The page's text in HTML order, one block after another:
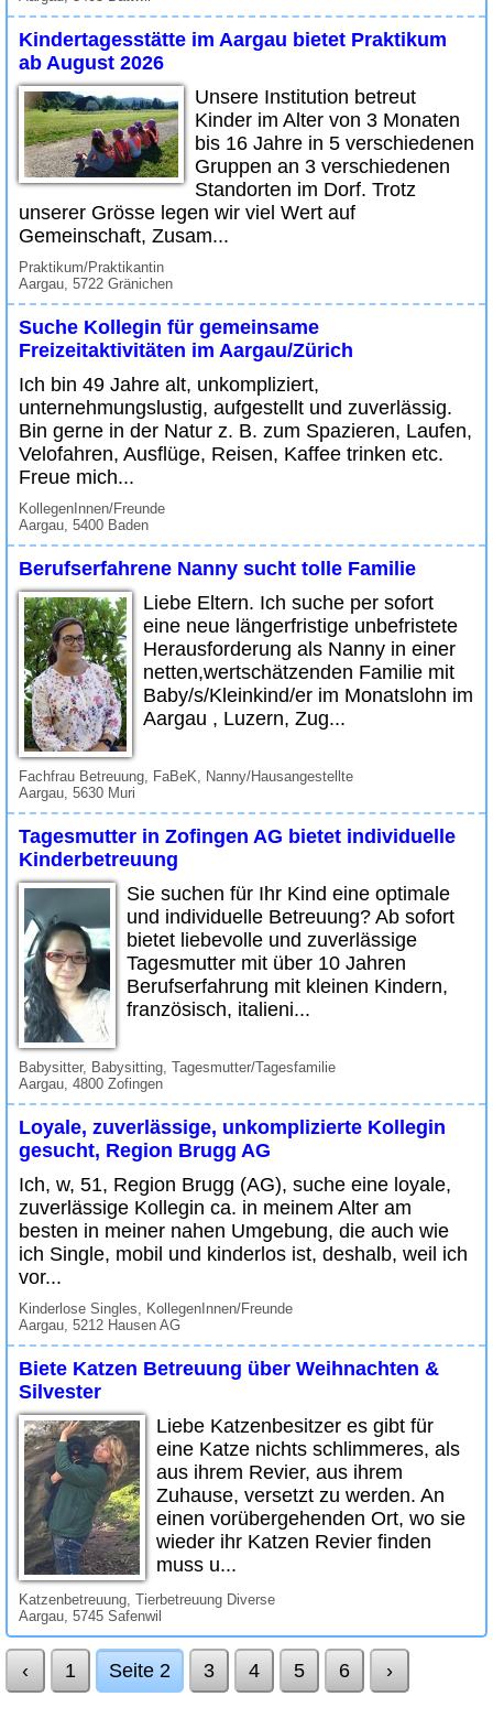
Kindertagesstätte im Aargau bietet Praktikum
ab August 2026
Unsere Institution betreut
Kinder im Alter von 3 Monaten
bis 16 Jahre in 5 verschiedenen
Gruppen an 3 verschiedenen
Standorten im Dorf. Trotz
unserer Grösse legen wir viel Wert auf
Gemeinschaft, Zusam...
Praktikum/Praktikantin
Aargau, 5722 Gränichen
Suche Kollegin für gemeinsame
Freizeitaktivitäten im Aargau/Zürich
Ich bin 49 Jahre alt, unkompliziert,
unternehmungslustig, aufgestellt und zuverlässig.
Bin gerne in der Natur z. B. zum Spazieren, Laufen,
Velofahren, Ausflüge, Reisen, Kaffee trinken etc.
Freue mich...
KollegenInnen/Freunde
Aargau, 5400 Baden
Berufserfahrene Nanny sucht tolle Familie
Liebe Eltern. Ich suche per sofort
eine neue längerfristige unbefristete
Herausforderung als Nanny in einer
netten,wertschätzenden Familie mit
Baby/s/Kleinkind/er im Monatslohn im
Aargau , Luzern, Zug...
Fachfrau Betreuung, FaBeK, Nanny/Hausangestellte
Aargau, 5630 Muri
Tagesmutter in Zofingen AG bietet individuelle
Kinderbetreuung
Sie suchen für Ihr Kind eine optimale
und individuelle Betreuung? Ab sofort
bietet liebevolle und zuverlässige
Tagesmutter mit über 10 Jahren
Berufserfahrung mit kleinen Kindern,
französisch, italieni...
Babysitter, Babysitting, Tagesmutter/Tagesfamilie
Aargau, 4800 Zofingen
Loyale, zuverlässige, unkomplizierte Kollegin
gesucht, Region Brugg AG
Ich, w, 51, Region Brugg (AG), suche eine loyale,
zuverlässige Kollegin ca. in meinem Alter am
besten in meiner nahen Umgebung, die auch wie
ich Single, mobil und kinderlos ist, deshalb, weil ich
vor...
Kinderlose Singles, KollegenInnen/Freunde
Aargau, 5212 Hausen AG
Biete Katzen Betreuung über Weihnachten &
Silvester
Liebe Katzenbesitzer es gibt für
eine Katze nichts schlimmeres, als
aus ihrem Revier, aus ihrem
Zuhause, versetzt zu werden. An
einen vorübergehenden Ort, wo sie
wieder ihr Katzen Revier finden
muss u...
Katzenbetreuung, Tierbetreuung Diverse
Aargau, 5745 Safenwil
‹ 1 Seite 2 3 4 5 6 ›